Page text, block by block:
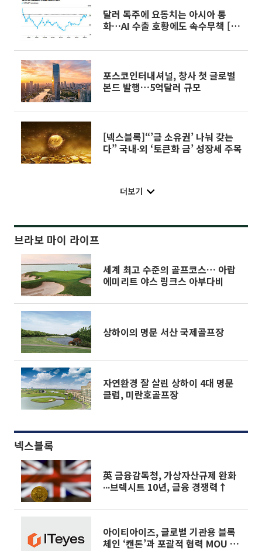
달러 독주에 요동치는 아시아 통
화…AI 수출 호황에도 속수무책 [아
포스코인터내셔널, 창사 첫 글로벌
본드 발행…5억달러 규모
[넥스블록]“’금 소유권’ 나눠 갖는
다” 국내∙외 ‘토큰화 금’ 성장세 주목
더보기
브라보 마이 라이프
세계 최고 수준의 골프코스… 아랍
에미리트 야스 링크스 아부다비
상하이의 명문 서산 국제골프장
자연환경 잘 살린 상하이 4대 명문
클럽, 미란호골프장
넥스블록
英 금융감독청, 가상자산규제 완화
∙∙∙브렉시트 10년, 금융 경쟁력↑
아이티아이즈, 글로벌 기관용 블록
체인 ‘캔톤’과 포괄적 협력 MOU 추